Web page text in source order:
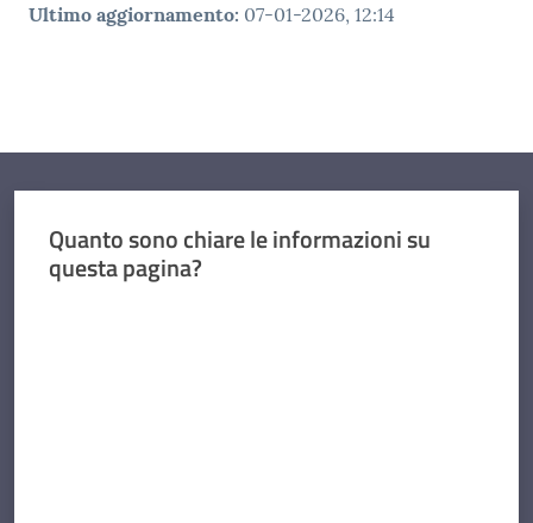
Ultimo aggiornamento: 07-01-2026, 12:14
Quanto sono chiare le informazioni su
questa pagina?